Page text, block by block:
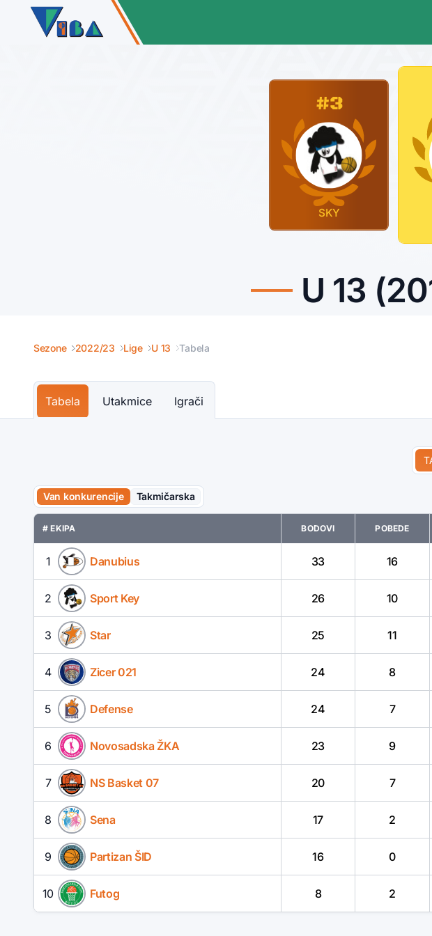
#3
SKY
U 13
Sezone 2022/23 Lige U 13 Tabela
Tabela Utakmice Igrači
Van konkurencije Takmičarska
# EKIPA BODOVI POBEDE
1 Danubius 33 16
2 Sport Key 26 10
3 Star 25 11
4 Zicer 021 24 8
5 Defense 24 7
6 Novosadska ŽKA 23 9
7 NS Basket 07 20 7
8 Sena 17 2
9 Partizan ŠID 16 0
10 Futog 8 2